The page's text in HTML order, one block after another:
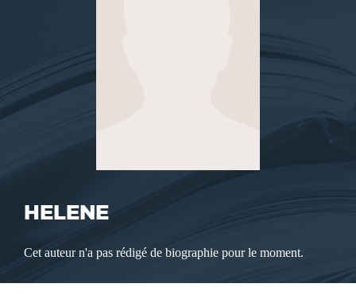
HELENE
Cet auteur n'a pas rédigé de biographie pour le moment.